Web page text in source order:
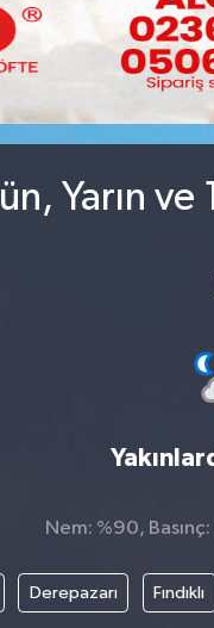
Yarın
Nem: %90,
Derepazarı Fındıklı